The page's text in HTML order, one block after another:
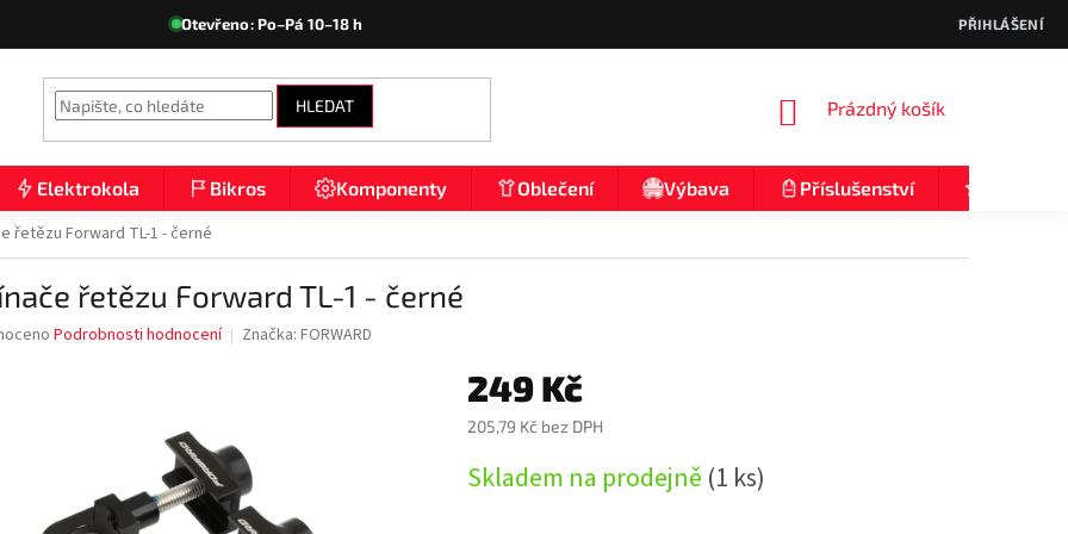
Otevřeno: Po–Pá 10–18 h PŘIHLÁŠENÍ
HLEDAT
NÁKUPNÍ
Prázdný košík
Elektrokola Bikros Komponenty Oblečení Výbava Příslušenství
řetězu Forward TL-1 - černé
řetězu Forward TL-1 - černé
Podrobnosti hodnocení Značka: FORWARD
249 Kč
205,79 Kč bez DPH
cena:
Skladem na prodejně (1 ks)